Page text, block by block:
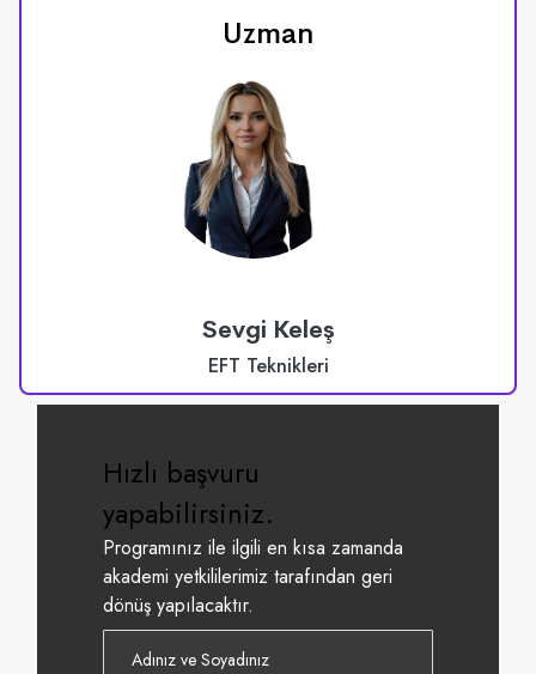
Uzman
Sevgi Keleş
EFT Teknikleri
Hızlı başvuru
yapabilirsiniz.
Programınız ile ilgili en kısa zamanda
akademi yetkililerimiz tarafından geri
dönüş yapılacaktır.